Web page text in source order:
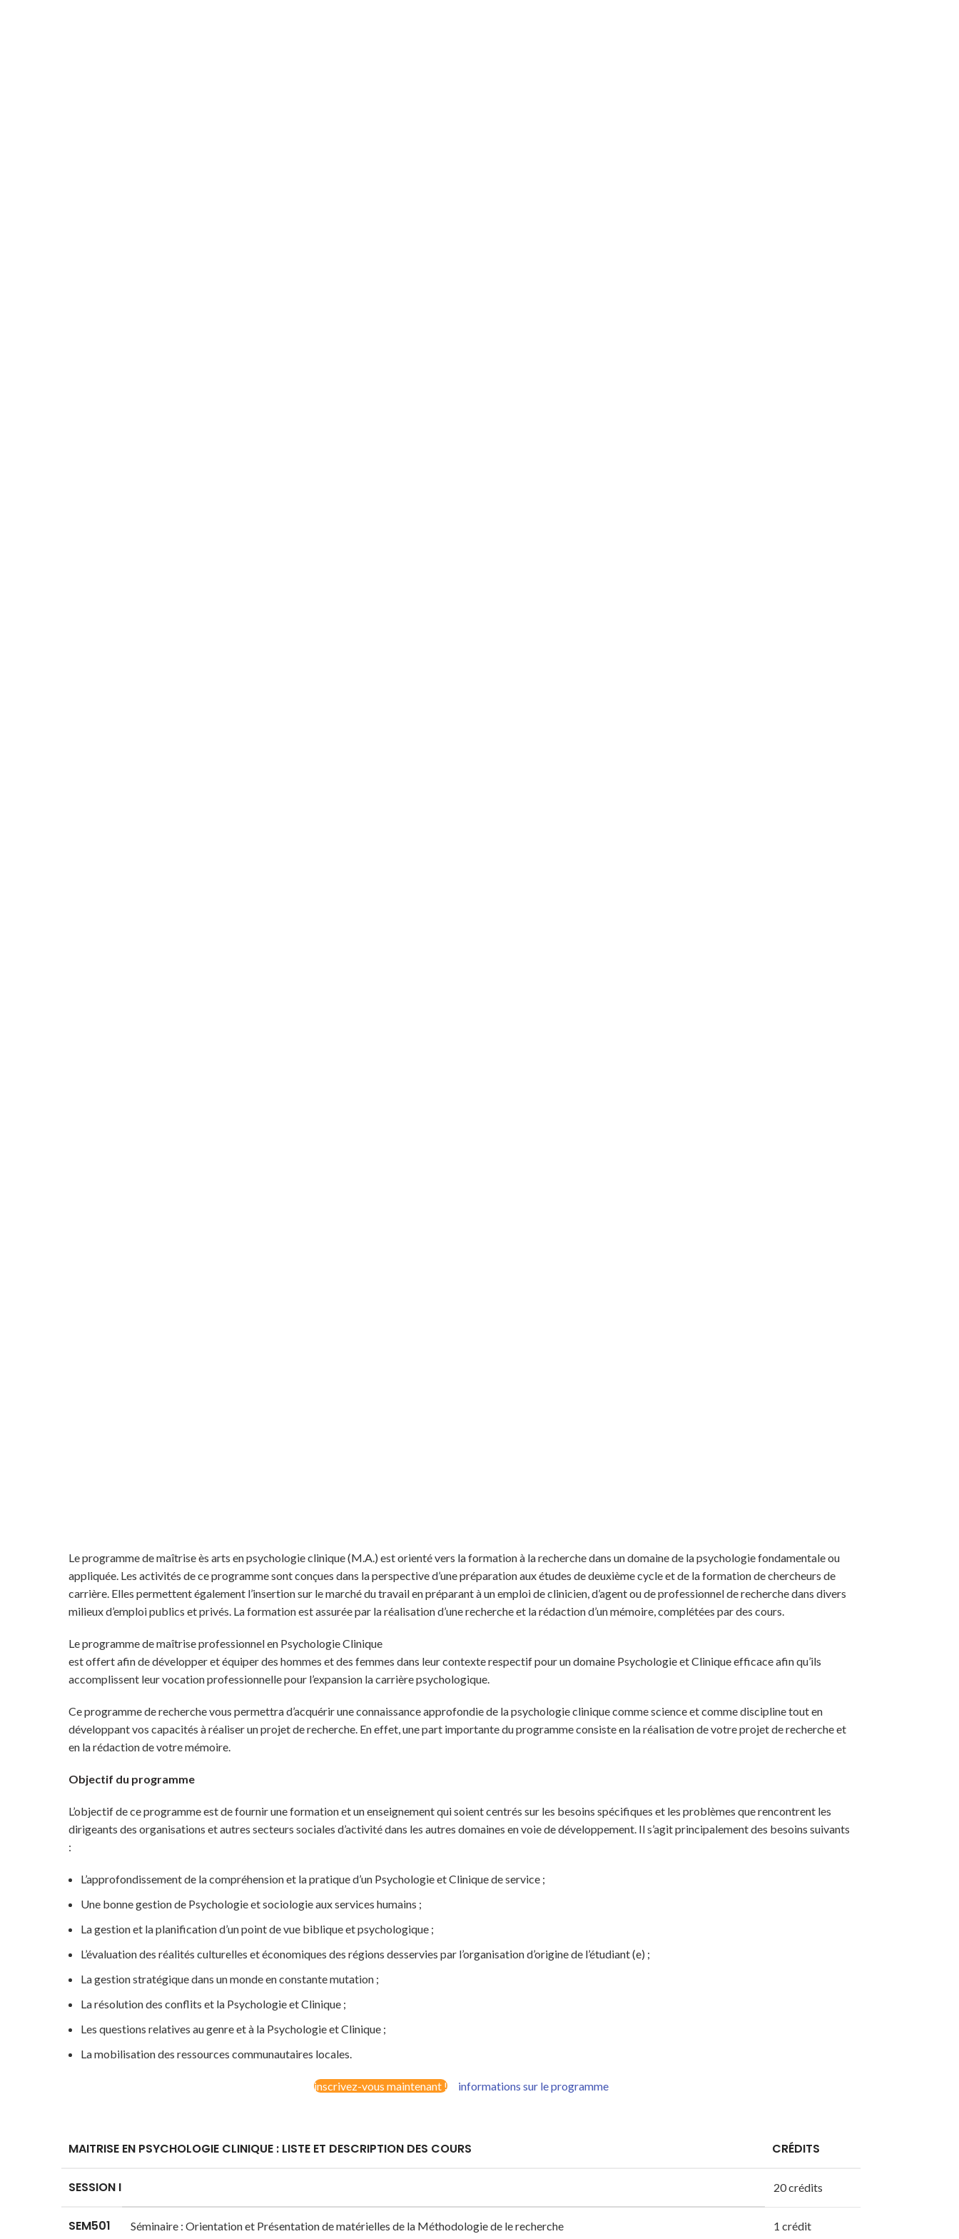
Le programme de maîtrise ès arts en psychologie clinique (M.A.) est orienté vers la formation à la recherche dans un domaine de la psychologie fondamentale ou
appliquée. Les activités de ce programme sont conçues dans la perspective d’une préparation aux études de deuxième cycle et de la formation de chercheurs de
carrière. Elles permettent également l’insertion sur le marché du travail en préparant à un emploi de clinicien, d’agent ou de professionnel de recherche dans divers
milieux d’emploi publics et privés. La formation est assurée par la réalisation d’une recherche et la rédaction d’un mémoire, complétées par des cours.
Le programme de maîtrise professionnel en Psychologie Clinique
est offert afin de développer et équiper des hommes et des femmes dans leur contexte respectif pour un domaine Psychologie et Clinique efficace afin qu’ils
accomplissent leur vocation professionnelle pour l’expansion la carrière psychologique.
Ce programme de recherche vous permettra d’acquérir une connaissance approfondie de la psychologie clinique comme science et comme discipline tout en
développant vos capacités à réaliser un projet de recherche. En effet, une part importante du programme consiste en la réalisation de votre projet de recherche et
en la rédaction de votre mémoire.
Objectif du programme
L’objectif de ce programme est de fournir une formation et un enseignement qui soient centrés sur les besoins spécifiques et les problèmes que rencontrent les
dirigeants des organisations et autres secteurs sociales d’activité dans les autres domaines en voie de développement. Il s’agit principalement des besoins suivants
:
L’approfondissement de la compréhension et la pratique d’un Psychologie et Clinique de service ;
Une bonne gestion de Psychologie et sociologie aux services humains ;
La gestion et la planification d’un point de vue biblique et psychologique ;
L’évaluation des réalités culturelles et économiques des régions desservies par l’organisation d’origine de l’étudiant (e) ;
La gestion stratégique dans un monde en constante mutation ;
La résolution des conflits et la Psychologie et Clinique ;
Les questions relatives au genre et à la Psychologie et Clinique ;
La mobilisation des ressources communautaires locales.
inscrivez-vous maintenant ! informations sur le programme
MAITRISE EN PSYCHOLOGIE CLINIQUE : LISTE ET DESCRIPTION DES COURS CRÉDITS
SESSION I 20 crédits
SEM501 Séminaire : Orientation et Présentation de matérielles de la Méthodologie de le recherche 1 crédit